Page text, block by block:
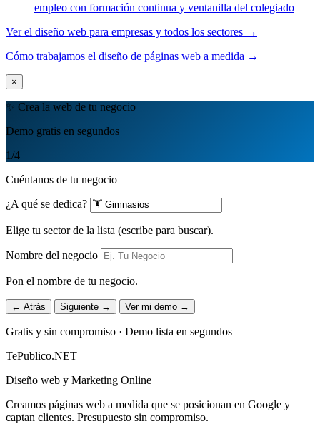
empleo con formación continua y ventanilla del colegiado
Ver el diseño web para empresas y todos los sectores →
Cómo trabajamos el diseño de páginas web a medida →
×
✨ Crea la web de tu negocio
Demo gratis en segundos
1/4
Cuéntanos de tu negocio
¿A qué se dedica?
Elige tu sector de la lista (escribe para buscar).
Nombre del negocio
Pon el nombre de tu negocio.
← Atrás Siguiente → Ver mi demo →
Gratis y sin compromiso · Demo lista en segundos
TePublico.NET
Diseño web y Marketing Online
Creamos páginas web a medida que se posicionan en Google y
captan clientes. Presupuesto sin compromiso.